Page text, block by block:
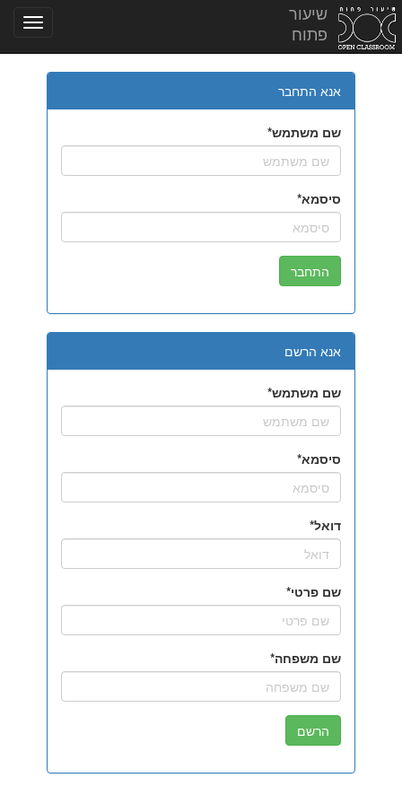
שיעור
פתוח
אנא התחבר
שם משתמש
סיסמא
אנא הרשם
שם משתמש
סיסמא
דואל
שם פרטי
שם משפחה